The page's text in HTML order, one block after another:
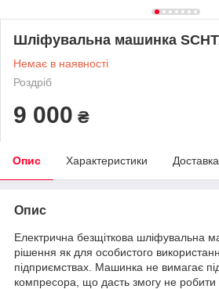
Шліфувальна машинка
Немає в наявності
Роздріб
9 000 ₴
Опис Характеристики Доставка
Опис
Електрична безщіткова шліфувальна
рішення як для особистого
підприємствах. Машинка не вимагає
компресора, що дасть змогу не робити